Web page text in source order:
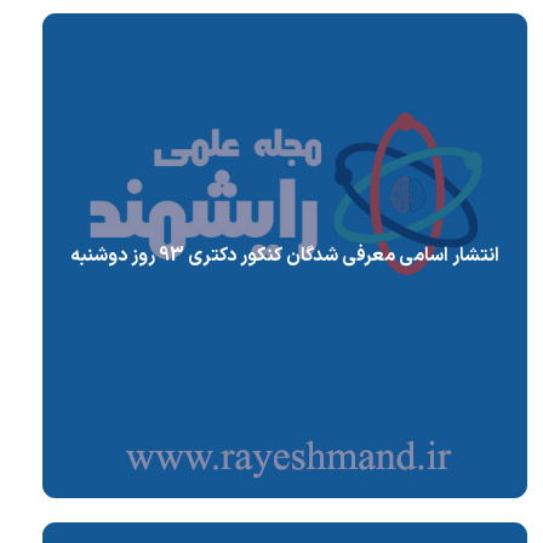
انتشار اسامی معرفی شدگان کنکور دکتری 93 روز دوشنبه